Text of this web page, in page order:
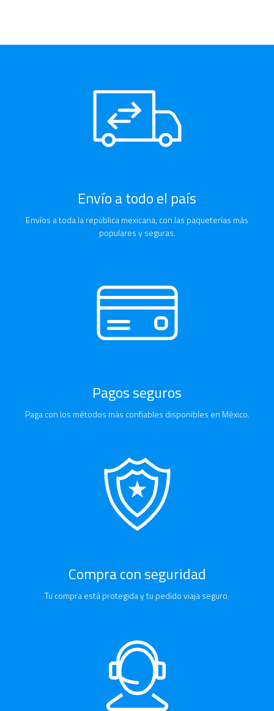
Envío a todo el país
Envíos a toda la república mexicana, con las paqueterías más
populares y seguras.
Pagos seguros
Paga con los métodos más confiables disponibles en México.
Compra con seguridad
Tu compra está protegida y tu pedido viaja seguro.